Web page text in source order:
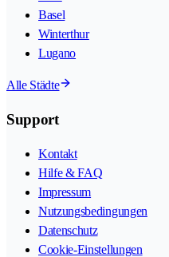
Basel
Winterthur
Lugano
Alle Städte
Support
Kontakt
Hilfe & FAQ
Impressum
Nutzungsbedingungen
Datenschutz
Cookie-Einstellungen